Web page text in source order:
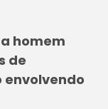
homem
de